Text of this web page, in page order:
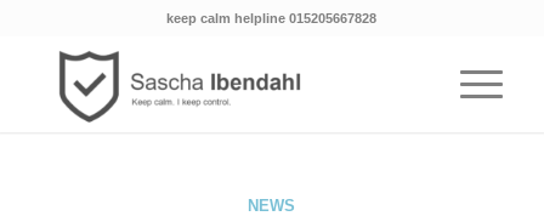
keep calm helpline 015205667828
NEWS